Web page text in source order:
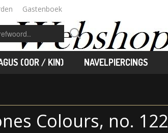
Gastenboek
(OOR / KIN) NAVELPIERCINGS
Colours, no. 122